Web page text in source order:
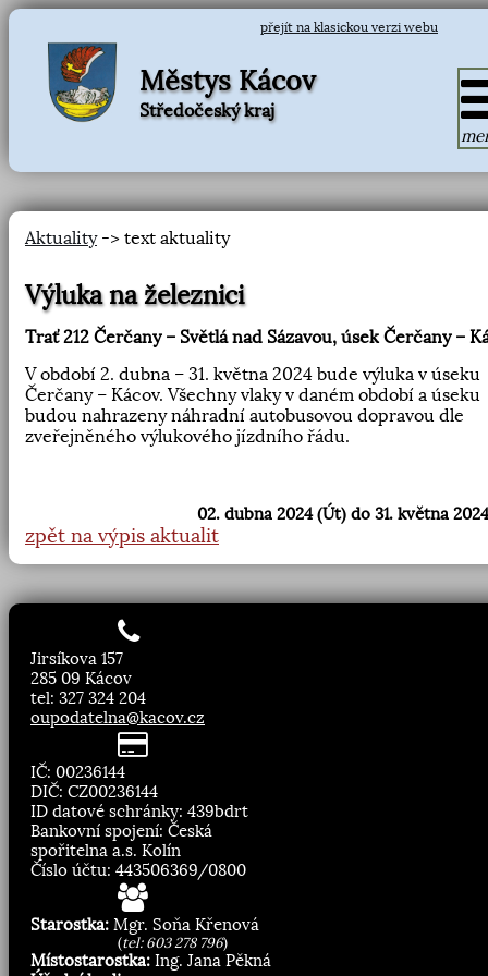
přejít na klasickou verzi webu
Městys Kácov
Středočeský kraj
Aktuality-> text aktuality
Výluka na železnici
Trať 212 Čerčany – Světlá nad Sázavou, úsek Čerčany –
V období 2. dubna – 31. května 2024 bude výluka v úseku
Čerčany – Kácov. Všechny vlaky v daném období a úseku
budou nahrazeny náhradní autobusovou dopravou dle
zveřejněného výlukového jízdního řádu.
02. dubna 2024 (Út) do 31. května
zpět na výpis aktualit
Jirsíkova 157
285 09 Kácov
tel: 327 324 204
oupodatelna@kacov.cz
IČ: 00236144
DIČ: CZ00236144
ID datové schránky: 439bdrt
Bankovní spojení: Česká
spořitelna a.s. Kolín
Číslo účtu: 443506369/0800
Starostka: Mgr. Soňa Křenová
(tel: 603 278 796)
Místostarostka: Ing. Jana Pěkná